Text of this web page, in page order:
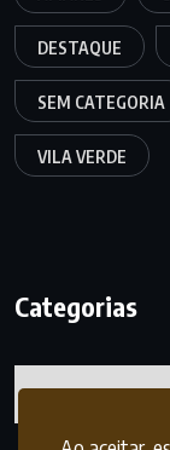
DESTAQUE
SEM CATEGORIA
VILA VERDE
Categorias